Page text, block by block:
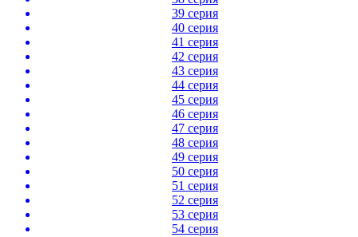
39 серия
40 серия
41 серия
42 серия
43 серия
44 серия
45 серия
46 серия
47 серия
48 серия
49 серия
50 серия
51 серия
52 серия
53 серия
54 серия